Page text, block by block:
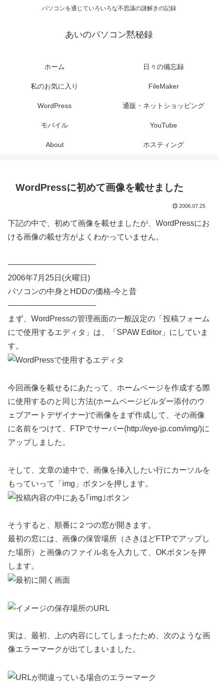
パソコンを通じていろいろな不思議の謎解きの記録
あいのパソコン黙秘録
ホーム 日々の備忘録
私のお気に入り FileMaker
WordPress 通販・ネットショッピング
モバイル YouTube
About ホスティング
WordPressに初めて画像を載せました
2006.07.25
下記の中で、初めて画像を載せましたが、WordPressにお
ける画像の載せ方がよくわかっていません。
———————————-
2006年7月25日(火曜日)
パソコンの中身とHDDの価格-今と昔
———————————-
まず、WordPressの管理画面の一般設定の「投稿フォーム
にで使用するエディタ」は、「SPAW Editor」にしていま
す。
今回画像を載せるにあたって、ホームページを作成する際
に使用するのと同じ方法(ホームページビルダー添付のウ
ェブアートデザイナー)で画像をまず作成して、その画像
に名前をつけて、FTPでサーバー(http://eye-jp.com/img/)に
アップしました。
そして、文章の途中で、画像を挿入したい行にカーソルを
もっていって「img」ボタンを押します。
そうすると、順番に２つの窓が開きます。
最初の窓には、画像の保管場所（さきほどFTPでアップし
た場所）と画像のファイル名を入力して、OKボタンを押
します。
実は、最初、上の内容にしてしまったため、次のような画
像エラーマークが出てしまいました。